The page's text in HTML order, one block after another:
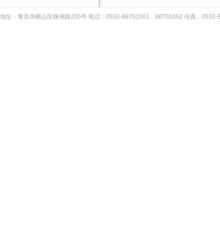
地址：青岛市崂山区株洲路200号 电话：0532-88701061、88701062 传真：